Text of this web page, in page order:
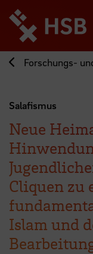
zum
Seiteninhalt
springen
Forschungs-
Salafismus
Neue
Cliquen zu
Islam und